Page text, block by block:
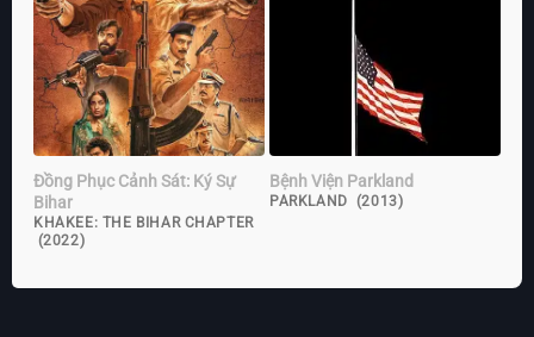
Đồng Phục Cảnh Sát: Ký Sự
Bihar
KHAKEE: THE BIHAR CHAPTER
(2022)
Bệnh Viện Parkland
PARKLAND (2013)